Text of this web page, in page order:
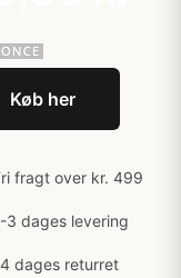
Køb her
fragt over kr. 499
3 dages levering
dages returret